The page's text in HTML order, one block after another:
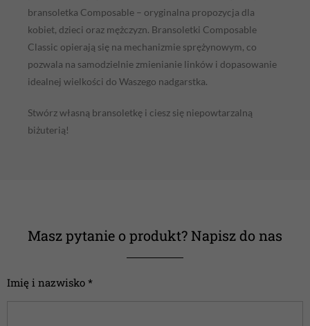
bransoletka Composable – oryginalna propozycja dla
kobiet, dzieci oraz mężczyzn. Bransoletki Composable
Classic opierają się na mechanizmie sprężynowym, co
pozwala na samodzielnie zmienianie linków i dopasowanie
idealnej wielkości do Waszego nadgarstka.
Stwórz własną bransoletkę i ciesz się niepowtarzalną
biżuterią!
Masz pytanie o produkt? Napisz do nas
Imię i nazwisko *